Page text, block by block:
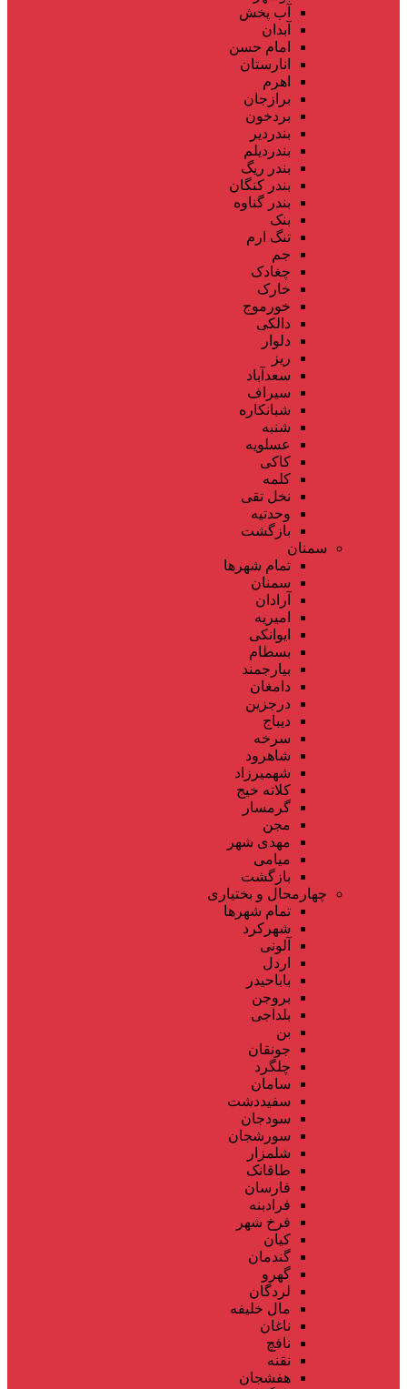
آب پخش
آبدان
امام حسن
انارستان
اهرم
برازجان
بردخون
بندردیر
بندردیلم
بندر ریگ
بندر کنگان
بندر گناوه
بنک
تنگ ارم
جم
چغادک
خارک
خورموج
دالکی
دلوار
ریز
سعدآباد
سیراف
شبانکاره
شنبه
عسلویه
کاکی
کلمه
نخل تقی
وحدتیه
بازگشت
سمنان
تمام شهر‌ها
سمنان
آرادان
امیریه
ایوانکی
بسطام
بیارجمند
دامغان
درجزین
دیباج
سرخه
شاهرود
شهمیرزاد
کلاته خیج
گرمسار
مجن
مهدی شهر
میامی
بازگشت
چهارمحال و بختیاری
تمام شهر‌ها
شهرکرد
آلونی
اردل
باباحیدر
بروجن
بلداجی
بن
جونقان
چلگرد
سامان
سفیددشت
سودجان
سورشجان
شلمزار
طاقانک
فارسان
فرادبنه
فرخ شهر
کیان
گندمان
گهرو
لردگان
مال خلیفه
ناغان
نافچ
نقنه
هفشجان